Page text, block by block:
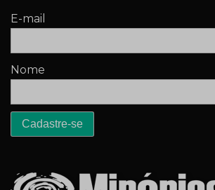
E-mail
Nome